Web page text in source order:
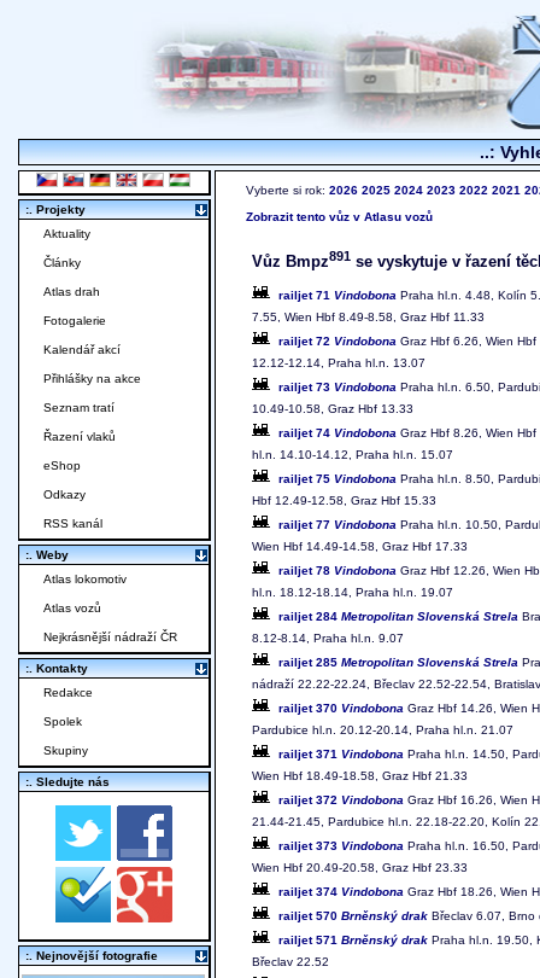
..:
Vyberte si rok: 2026 2025 2024 2023 2022 2021
Zobrazit tento vůz v Atlasu vozů
Vůz Bmpz891 se vyskytuje v řazení
railjet 71 Vindobona Praha hl.n. 4.48, Kolín
7.55, Wien Hbf 8.49-8.58, Graz Hbf 11.33
railjet 72 Vindobona Graz Hbf 6.26, Wien
12.12-12.14, Praha hl.n. 13.07
railjet 73 Vindobona Praha hl.n. 6.50,
10.49-10.58, Graz Hbf 13.33
railjet 74 Vindobona Graz Hbf 8.26, Wien
hl.n. 14.10-14.12, Praha hl.n. 15.07
railjet 75 Vindobona Praha hl.n. 8.50,
Hbf 12.49-12.58, Graz Hbf 15.33
railjet 77 Vindobona Praha hl.n. 10.50,
Wien Hbf 14.49-14.58, Graz Hbf 17.33
railjet 78 Vindobona Graz Hbf 12.26, Wien
hl.n. 18.12-18.14, Praha hl.n. 19.07
railjet 284 Metropolitan Slovenská Strela
8.12-8.14, Praha hl.n. 9.07
railjet 285 Metropolitan Slovenská Strela
nádraží 22.22-22.24, Břeclav 22.52-22.54,
railjet 370 Vindobona Graz Hbf 14.26, Wien
Pardubice hl.n. 20.12-20.14, Praha hl.n. 21.07
railjet 371 Vindobona Praha hl.n. 14.50,
Wien Hbf 18.49-18.58, Graz Hbf 21.33
railjet 372 Vindobona Graz Hbf 16.26, Wien
21.44-21.45, Pardubice hl.n. 22.18-22.20, Kolín
railjet 373 Vindobona Praha hl.n. 16.50,
Wien Hbf 20.49-20.58, Graz Hbf 23.33
railjet 374 Vindobona Graz Hbf 18.26, Wien
railjet 570 Brněnský drak Břeclav 6.07,
railjet 571 Brněnský drak Praha hl.n. 19.50,
Břeclav 22.52
:. Projekty
Aktuality
Články
Atlas drah
Fotogalerie
Kalendář akcí
Přihlášky na akce
Seznam tratí
Řazení vlaků
eShop
Odkazy
RSS kanál
:. Weby
Atlas lokomotiv
Atlas vozů
Nejkrásnější nádraží ČR
:. Kontakty
Redakce
Spolek
Skupiny
:. Sledujte nás
:. Nejnovější fotografie